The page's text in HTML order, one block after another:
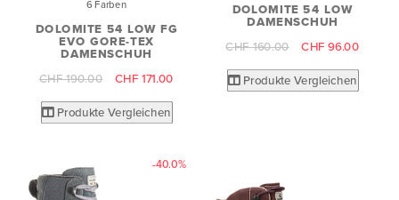
6 Farben
DOLOMITE 54 LOW FG
EVO GORE-TEX
DAMENSCHUH
CHF 190.00
CHF 171.00
Produkte Vergleichen
DOLOMITE 54 LOW
DAMENSCHUH
CHF 160.00
CHF 96.00
Produkte Vergleichen
-40.0%